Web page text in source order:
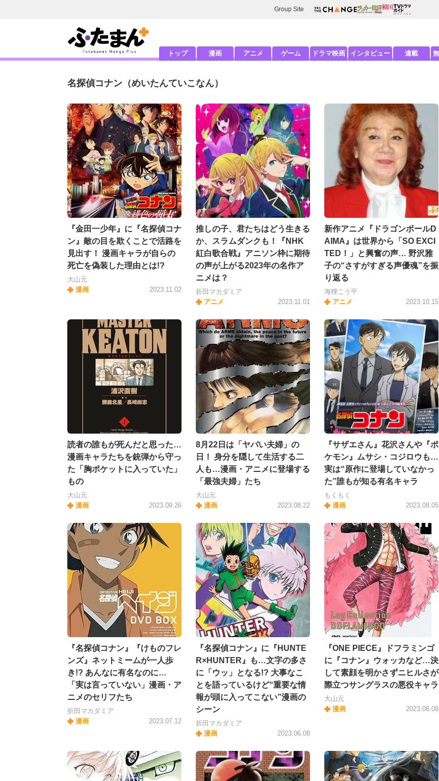
Group Site
トップ 漫画 アニメ ゲーム ドラマ映画 インタビュー 連載
名探偵コナン （めいたんていこなん）
『金田一少年』に『名探偵コナ
ン』敵の目を欺くことで活路を
見出す！ 漫画キャラが自らの
死亡を偽装した理由とは!?
大山元
漫画
2023.11.02
推しの子、君たちはどう生きる
か、スラムダンクも！『NHK
紅白歌合戦』アニソン枠に期待
の声が上がる2023年の名作ア
ニメは？
折田マカダミア
アニメ
2023.11.01
新作アニメ『ドラゴンボールD
AIMA』は世界から「SO EXCI
TED！」と興奮の声… 野沢雅
子の“さすがすぎる声優魂”を振
り返る
海狸こう平
アニメ
2023.10.15
読者の誰もが死んだと思った…
漫画キャラたちを銃弾から守っ
た「胸ポケットに入っていた」
もの
大山元
漫画
2023.09.26
8月22日は「ヤバい夫婦」の
日！ 身分を隠して生活する二
人も…漫画・アニメに登場する
「最強夫婦」たち
大山元
漫画
2023.08.22
『サザエさん』花沢さんや『ポ
ケモン』ムサシ・コジロウも…
実は“原作に登場していなかっ
た”誰もが知る有名キャラ
もくもく
漫画
2023.08.05
『名探偵コナン』『けものフレ
ンズ』ネットミームが一人歩
き!? あんなに有名なのに…
「実は言っていない」漫画・ア
ニメのセリフたち
折田マカダミア
漫画
2023.07.12
『名探偵コナン』に『HUNTE
R×HUNTER』も…文字の多さ
に「ウッ」となる!? 大事なこ
とを語っているけど“重要な情
報が頭に入ってこない”漫画の
シーン
折田マカダミア
漫画
2023.06.08
『ONE PIECE』ドフラミンゴ
に『コナン』ウォッカなど…決
して素顔を明かさずニヒルさが
際立つサングラスの悪役キャラ
大山元
漫画
2023.06.08